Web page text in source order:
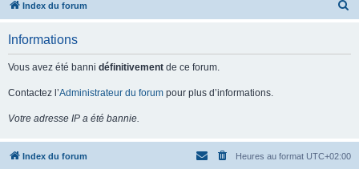
Index du forum
e
Informations
Vous avez été banni définitivement de ce forum.
Contactez l’Administrateur du forum pour plus d’informations.
Votre adresse IP a été bannie.
Index du forum Heures au format UTC+02:00